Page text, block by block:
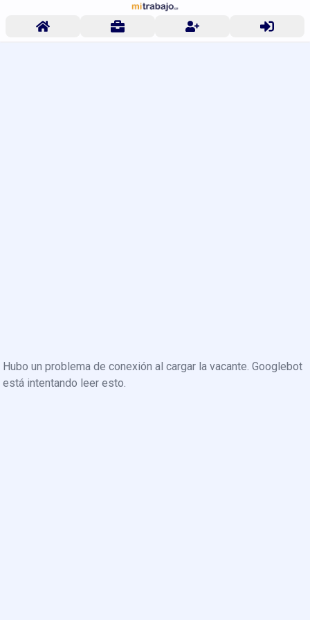
Hubo un problema de conexión al cargar la vacante. Googlebot
está intentando leer esto.